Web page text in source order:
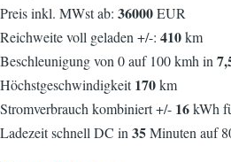
Preis inkl. MWst ab: 36000EUR
Reichweite voll geladen +/-: 410km
Beschleunigung von 0 auf 100 kmh in
Höchstgeschwindigkeit170km
Stromverbrauch kombiniert +/- 16kWh
Ladezeit schnell DC in 35Minuten auf